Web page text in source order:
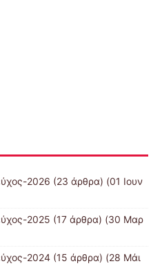
2026 (23 άρθρα) (01 Ιουν
2025 (17 άρθρα) (30 Μαρ
2024 (15 άρθρα) (28 Μάι